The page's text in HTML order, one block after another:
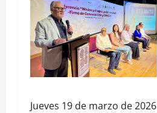
Jueves 19 de marzo de 2026